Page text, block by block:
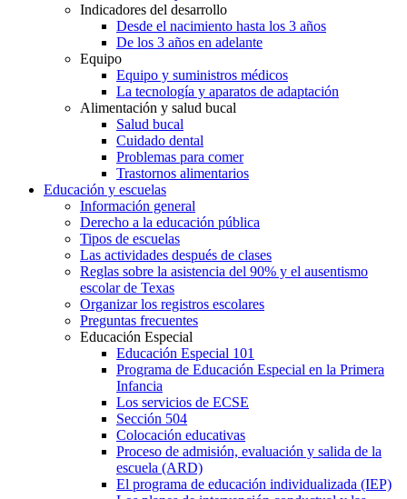
Indicadores del desarrollo
Desde el nacimiento hasta los 3 años
De los 3 años en adelante
Equipo
Equipo y suministros médicos
La tecnología y aparatos de adaptación
Alimentación y salud bucal
Salud bucal
Cuidado dental
Problemas para comer
Trastornos alimentarios
Educación y escuelas
Información general
Derecho a la educación pública
Tipos de escuelas
Las actividades después de clases
Reglas sobre la asistencia del 90% y el ausentismo
escolar de Texas
Organizar los registros escolares
Preguntas frecuentes
Educación Especial
Educación Especial 101
Programa de Educación Especial en la Primera
Infancia
Los servicios de ECSE
Sección 504
Colocación educativas
Proceso de admisión, evaluación y salida de la
escuela (ARD)
El programa de educación individualizada (IEP)